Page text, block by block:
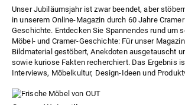
Unser Jubiläumsjahr ist zwar beendet, aber
in unserem Online-Magazin durch 60 Jahre
Geschichte. Entdecken Sie Spannendes rund um
Möbel- und Cramer-Geschichte: Für unser
Bildmaterial gestöbert, Anekdoten ausgetauscht
sowie kuriose Fakten recherchiert. Das Ergebnis
Interviews, Möbelkultur, Design-Ideen und